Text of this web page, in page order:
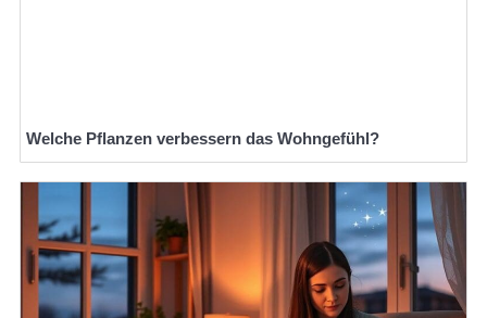
Welche Pflanzen verbessern das Wohngefühl?